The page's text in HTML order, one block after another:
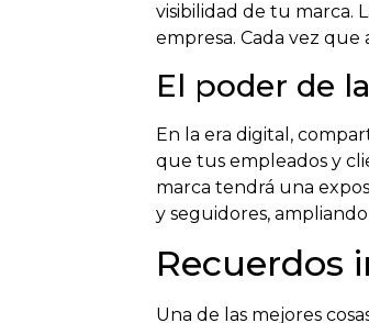
visibilidad de tu marca.
empresa. Cada vez
El poder de
En la era digital,
que tus empleados y
marca tendrá una
y seguidores,
Recuerdos
Una de las mejores